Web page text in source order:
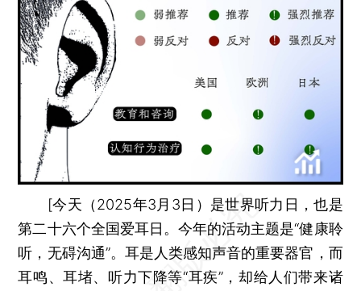
[今天（2025年3月3日）是世界听力日，也是
第二十六个全国爱耳日。今年的活动主题是“健康聆
听，无碍沟通”。耳是人类感知声音的重要器官，而
耳鸣、耳堵、听力下降等“耳疾”，却给人们带来诸